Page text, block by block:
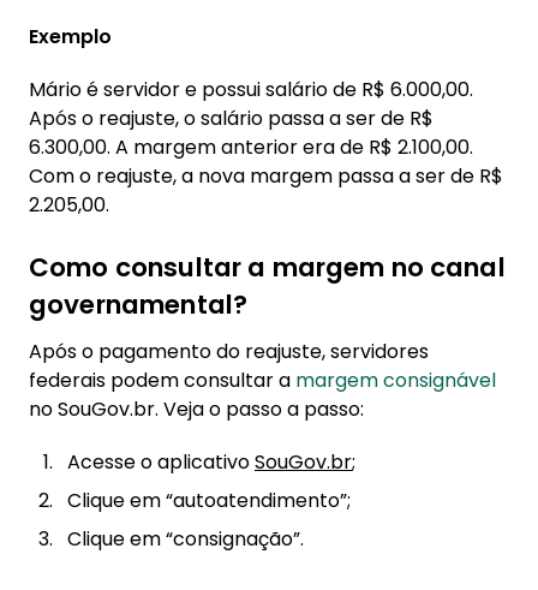
Exemplo
Mário é servidor e possui salário de R$ 6.000,00.
Após o reajuste, o salário passa a ser de R$
6.300,00. A margem anterior era de R$ 2.100,00.
Com o reajuste, a nova margem passa a ser de R$
2.205,00.
Como consultar a margem no canal
governamental?
Após o pagamento do reajuste, servidores
federais podem consultar a margem consignável
no SouGov.br. Veja o passo a passo:
Acesse o aplicativoSouGov.br;
Clique em “autoatendimento”;
Clique em “consignação”.